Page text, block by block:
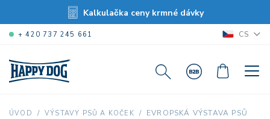
Kalkulačka ceny krmné dávky
+ 420 737 245 661 CS
ÚVOD VÝSTAVY PSŮ A KOČEK EVROPSKÁ VÝSTAVA PSŮ